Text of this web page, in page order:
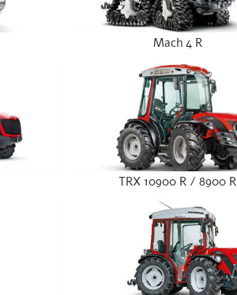
Mach 4 R
TRX 10900 R / 8900 R